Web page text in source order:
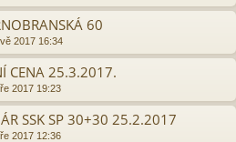
60
2017 16:34
CENA 25.3.2017.
2017 19:23
SSK SP 30+30 25.2.2017
2017 12:36